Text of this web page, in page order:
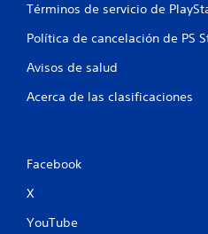
Términos de servicio de
Política de cancelación de PS
Avisos de salud
Acerca de las clasificaciones
Facebook
X
YouTube